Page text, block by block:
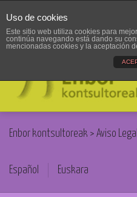
Enbor kontsultoreak > Aviso
Español Euskara
Uso de cookies
Este sitio web utiliza cookies para
continúa navegando está dando su
mencionadas cookies y la aceptación